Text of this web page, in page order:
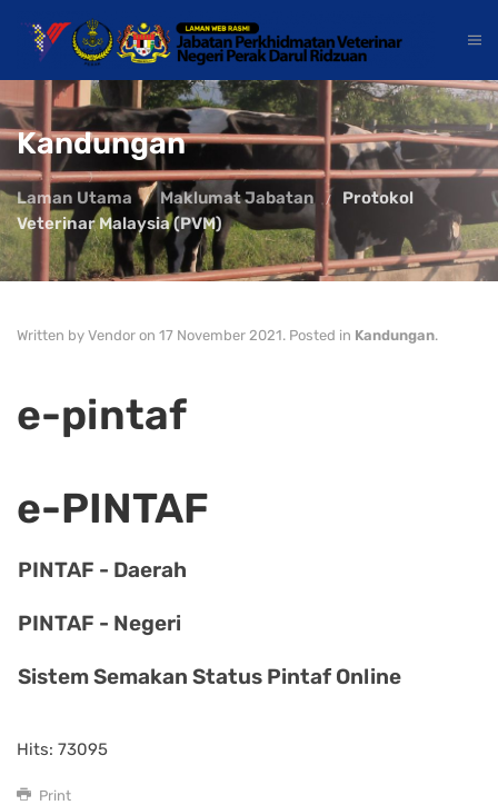
Kandungan
Laman Utama Maklumat Jabatan
Protokol
Veterinar Malaysia (PVM)
Written by Vendor on 17 November 2021. Posted in Kandungan.
e-pintaf
e-PINTAF
PINTAF - Daerah
PINTAF - Negeri
Sistem Semakan Status Pintaf Online
Hits: 73095
Print